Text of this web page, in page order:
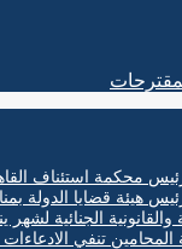
محكمة استئناف
هيئة قضايا الدولة
لشهر يناير 2025 الصادرة عن المكتب الفني لمحكمة
تنفي الادعاءات